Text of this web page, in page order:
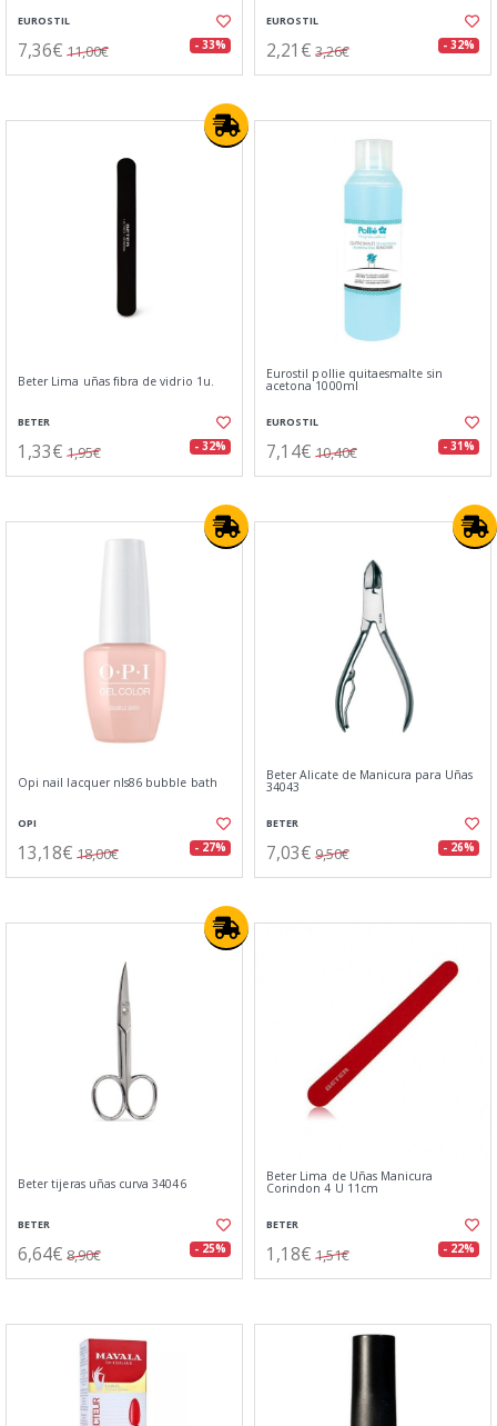
EUROSTIL
7,36€ 11,00€ - 33%
EUROSTIL
2,21€ 3,26€ - 32%
Beter Lima uñas fibra de vidrio 1u.
BETER
1,33€ 1,95€ - 32%
Eurostil pollie quitaesmalte sin
acetona 1000ml
EUROSTIL
7,14€ 10,40€ - 31%
Opi nail lacquer nls86 bubble bath
OPI
13,18€ 18,00€ - 27%
Beter Alicate de Manicura para Uñas
34043
BETER
7,03€ 9,50€ - 26%
Beter tijeras uñas curva 34046
BETER
6,64€ 8,90€ - 25%
Beter Lima de Uñas Manicura
Corindon 4 U 11cm
BETER
1,18€ 1,51€ - 22%